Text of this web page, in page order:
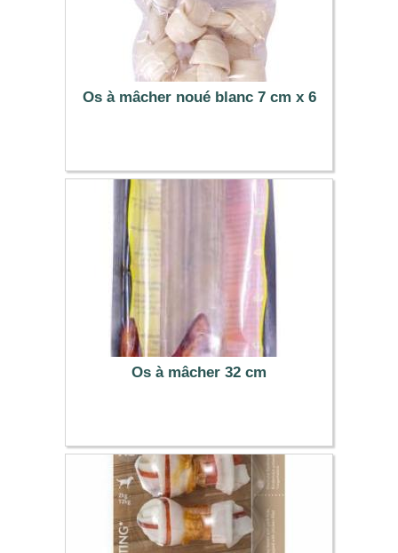
Os à mâcher noué blanc 7 cm x 6
3.19 €
Os à mâcher 32 cm
7.99 €